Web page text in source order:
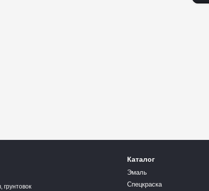
грунтовок
Каталог
Эмаль
Спецкраска